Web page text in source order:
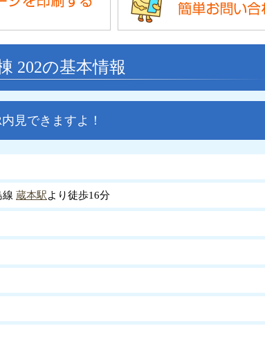
202の基本情報
見できますよ！
蔵本駅より徒歩16分